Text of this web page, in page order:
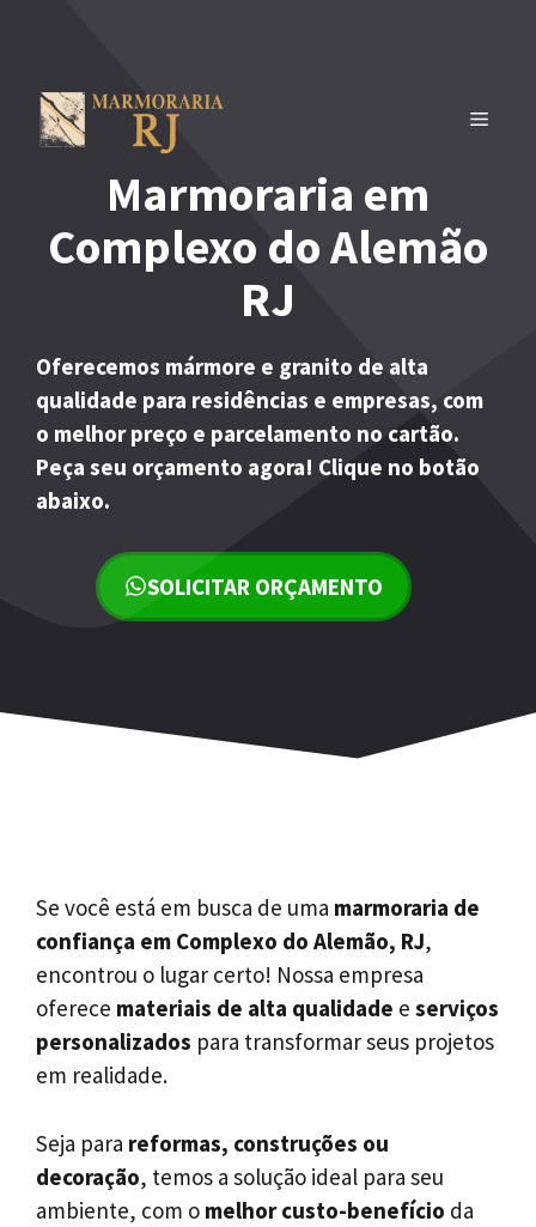
conteúdo
MENU
Marmoraria em
Complexo do Alemão
RJ
Oferecemos mármore e granito de alta
qualidade para residências e empresas, com
o melhor preço e parcelamento no cartão.
Peça seu orçamento agora! Clique no botão
abaixo.
SOLICITAR ORÇAMENTO
Se você está em busca de uma marmoraria de
confiança em Complexo do Alemão, RJ,
encontrou o lugar certo! Nossa empresa
oferece materiais de alta qualidade e serviços
personalizados para transformar seus projetos
em realidade.
Seja para reformas, construções ou
decoração, temos a solução ideal para seu
ambiente, com o melhor custo-benefício da